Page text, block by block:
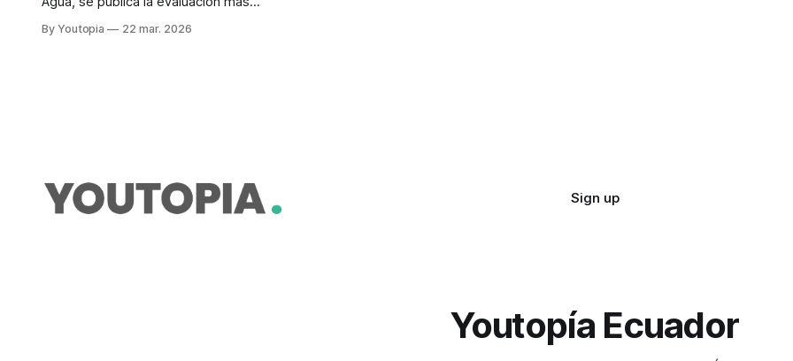
potable y saneamiento en el país.
By Youtopia 22 mar. 2026
Sign up
Youtopía Ecuador